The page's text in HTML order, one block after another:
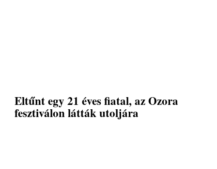
Eltűnt egy 21 éves fiatal, az Ozora
fesztiválon látták utoljára